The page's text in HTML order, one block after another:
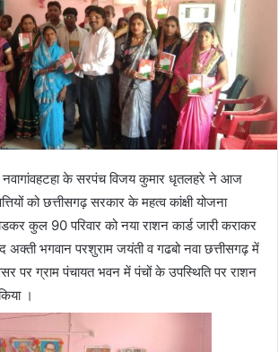
नवागांवहटहा के सरपंच विजय कुमार धृतलहरे ने आज
को छत्तीसगढ़ सरकार के महत्व कांक्षी योजना
कुल 90 परिवार को नया राशन कार्ड जारी कराकर
अक्ती भगवान परशुराम जयंती व गढबो नवा छत्तीसगढ़ में
पर ग्राम पंचायत भवन में पंचों के उपस्थिति पर राशन
।